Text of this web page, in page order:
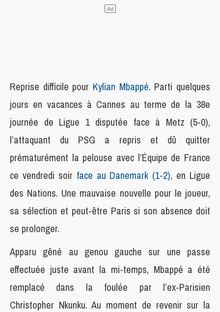
Reprise difficile pour Kylian Mbappé. Parti quelques
jours en vacances à Cannes au terme de la 38e
journée de Ligue 1 disputée face à Metz (5-0),
l’attaquant du PSG a repris et dû quitter
prématurément la pelouse avec l’Équipe de France
ce vendredi soir face au Danemark (1-2), en Ligue
des Nations. Une mauvaise nouvelle pour le joueur,
sa sélection et peut-être Paris si son absence doit
se prolonger.
Apparu gêné au genou gauche sur une passe
effectuée juste avant la mi-temps, Mbappé a été
remplacé dans la foulée par l’ex-Parisien
Christopher Nkunku. Au moment de revenir sur la